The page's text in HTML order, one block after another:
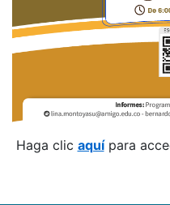
Haga clic aquípara